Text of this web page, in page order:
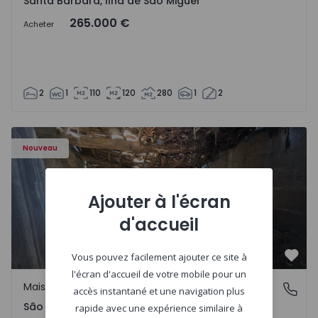
Acheter 265.000 €
2 1 110 120 280 1 2
Nouveau
Maison Vila Real, São Tomé do Castelo e Justes -
São Tomé do Castelo e Justes, Vila Real
Maison Rurale
São Tomé do Castelo e Justes, Vila Real
Ajouter à l'écran
d'accueil
Vous pouvez facilement ajouter ce site à
l'écran d'accueil de votre mobile pour un
accès instantané et une navigation plus
rapide avec une expérience similaire à